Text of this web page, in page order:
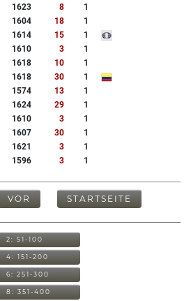
1623 8
1
1604 18
1
1614 15
1
1610 3
1
1618 10
1
1618 30
1
1574 13
1
1624 29
1
1610 3
1
1607 30
1
1621 3
1
1596 3 1
VOR STARTSEITE
2: 51-100
4: 151-200
6: 251-300
8: 351-400